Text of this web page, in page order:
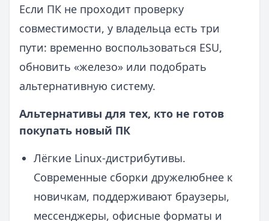
Если ПК не проходит проверку
совместимости, у владельца есть три
пути: временно воспользоваться ESU,
обновить «железо» или подобрать
альтернативную систему.
Альтернативы для тех, кто не готов
покупать новый ПК
Лёгкие Linux-дистрибутивы.
Современные сборки дружелюбнее к
новичкам, поддерживают браузеры,
мессенджеры, офисные форматы и